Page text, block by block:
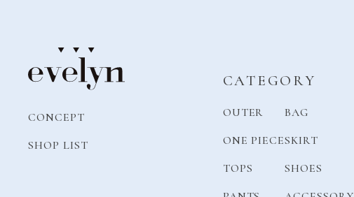
CONCEPT
SHOP LIST
CATEGORY
OUTER
ONE PIECE
TOPS
BAG
SKIRT
SHOES